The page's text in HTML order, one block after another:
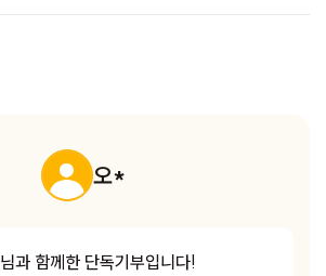
오*
님과 함께한 단독기부입니다!